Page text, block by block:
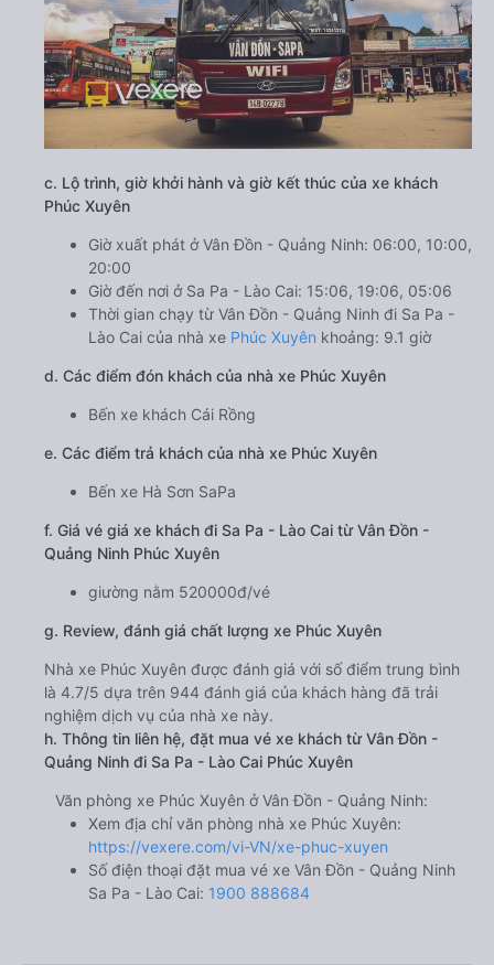
c. Lộ trình, giờ khởi hành và giờ kết thúc của xe khách
Phúc Xuyên
Giờ xuất phát ở Vân Đồn - Quảng Ninh: 06:00, 10:00,
20:00
Giờ đến nơi ở Sa Pa - Lào Cai: 15:06, 19:06, 05:06
Thời gian chạy từ Vân Đồn - Quảng Ninh đi Sa Pa -
Lào Cai của nhà xe Phúc Xuyên khoảng: 9.1 giờ
d. Các điểm đón khách của nhà xe Phúc Xuyên
Bến xe khách Cái Rồng
e. Các điểm trả khách của nhà xe Phúc Xuyên
Bến xe Hà Sơn SaPa
f. Giá vé giá xe khách đi Sa Pa - Lào Cai từ Vân Đồn -
Quảng Ninh Phúc Xuyên
giường nằm 520000đ/vé
g. Review, đánh giá chất lượng xe Phúc Xuyên
Nhà xe Phúc Xuyên được đánh giá với số điểm trung bình
là 4.7/5 dựa trên 944 đánh giá của khách hàng đã trải
nghiệm dịch vụ của nhà xe này.
h. Thông tin liên hệ, đặt mua vé xe khách từ Vân Đồn -
Quảng Ninh đi Sa Pa - Lào Cai Phúc Xuyên
Văn phòng xe Phúc Xuyên ở Vân Đồn - Quảng Ninh:
Xem địa chỉ văn phòng nhà xe Phúc Xuyên:
https://vexere.com/vi-VN/xe-phuc-xuyen
Số điện thoại đặt mua vé xe Vân Đồn - Quảng Ninh
Sa Pa - Lào Cai: 1900 888684